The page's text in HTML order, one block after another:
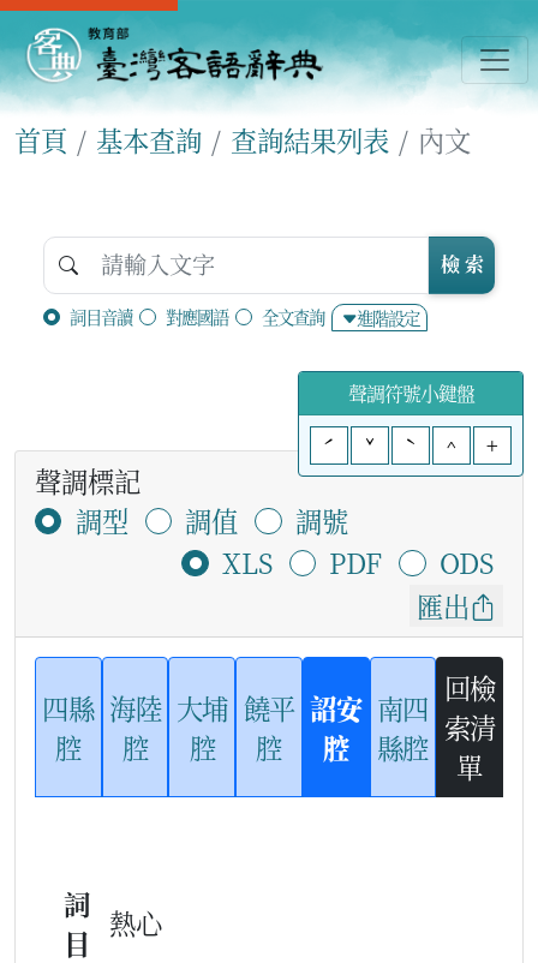
首頁 基本查詢 查詢結果列表 內文
詞目音讀 對應國語 全文查詢 進階設定
檢 索
聲調符號小鍵盤
ˊ
ˇ ˋ ^ +
聲調標記
調型
調值
調號
XLS
PDF
ODS
匯出
四縣
腔
海陸
腔
大埔
腔
饒平
腔
詔安
腔
南四
縣腔
回檢
索清
單
詞
目
熱心